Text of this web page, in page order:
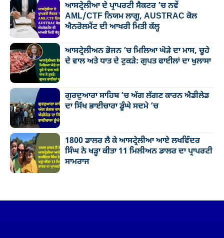
ਆਸਟ੍ਰੇਲੀਆ ਦੇ ਪ੍ਰਾਪਰਟੀ ਸੈਕਟਰ ’ਚ ਨਵੇਂ
AML/CTF ਨਿਯਮ ਲਾਗੂ, AUSTRAC ਕੋਲ
ਐਨਰੋਲਮੈਂਟ ਦੀ ਆਖਰੀ ਮਿਤੀ ਕੱਲ੍ਹ
ਆਸਟ੍ਰੇਲੀਅਨ ਭੋਜਨ ’ਚ ਮਿਲਿਆ ਘੋੜੇ ਦਾ ਮਾਸ, ਚੂਹੇ
ਦੇ ਵਾਲ ਅਤੇ ਧਾਤ ਦੇ ਟੁਕੜੇ: ਗੁਪਤ ਫਾਈਲਾਂ ਦਾ ਖੁਲਾਸਾ
ਗੁਰਦੁਆਰਾ ਸਾਹਿਬ ’ਚ ਅੱਗ ਲੱਗਣ ਕਾਰਨ ਐਡੀਲੇਡ
ਦਾ ਸਿੱਖ ਭਾਈਚਾਰਾ ਡੂੰਘੇ ਸਦਮੇ ’ਚ
1800 ਡਾਲਰ ਲੈ ਕੇ ਆਸਟ੍ਰੇਲੀਆ ਆਏ ਲਖਵਿੰਦਰ
ਸਿੰਘ ਨੇ ਖੜ੍ਹਾ ਕੀਤਾ 11 ਮਿਲੀਅਨ ਡਾਲਰ ਦਾ ਪ੍ਰਾਪਰਟੀ
ਸਾਮਰਾਜ